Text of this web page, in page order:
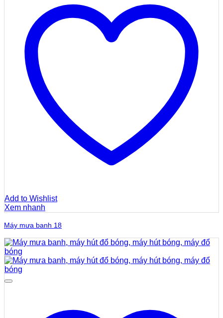
Add to Wishlist
Xem nhanh
Máy mưa banh 18